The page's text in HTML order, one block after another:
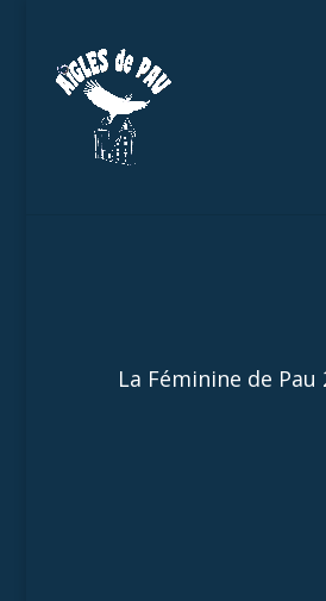
La Féminine de Pau